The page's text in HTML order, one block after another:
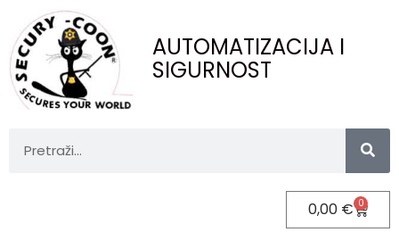
AUTOMATIZACIJA I
SIGURNOST
0,00 € 0